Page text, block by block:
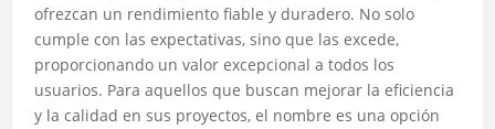
ofrezcan un rendimiento fiable y duradero. No solo
cumple con las expectativas, sino que las excede,
proporcionando un valor excepcional a todos los
usuarios. Para aquellos que buscan mejorar la eficiencia
y la calidad en sus proyectos, el nombre es una opción